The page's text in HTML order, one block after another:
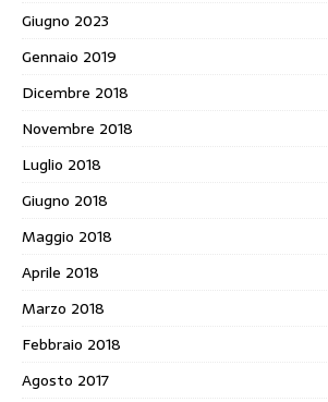
Giugno 2023
Gennaio 2019
Dicembre 2018
Novembre 2018
Luglio 2018
Giugno 2018
Maggio 2018
Aprile 2018
Marzo 2018
Febbraio 2018
Agosto 2017